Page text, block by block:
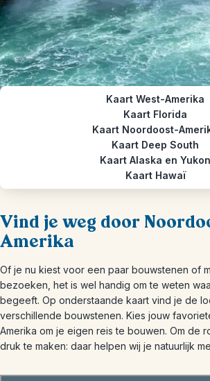
Kaart West-Amerika
Kaart Florida
Kaart Noordoost-
Kaart Deep South
Kaart Alaska en Yukon
Kaart Hawaï
Vind je weg door
Amerika
Of je nu kiest voor een paar bouwstenen of
bezoeken, het is wel handig om te weten
begeeft. Op onderstaande kaart vind je de
verschillende bouwstenen. Kies jouw
Amerika om je eigen reis te bouwen. Om de
druk te maken: daar helpen wij je natuurlijk